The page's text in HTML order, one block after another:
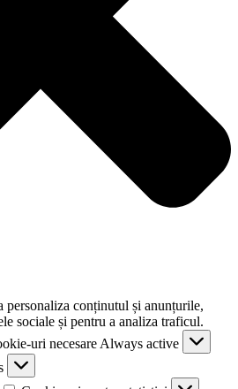
conținutul și anunțurile,
sociale și pentru a analiza traficul.
uri necesare Always active